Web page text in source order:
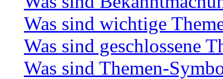
Was sind wichtige
Was sind geschlossene
Was sind Themen-